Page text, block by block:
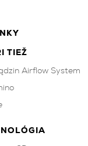
TIEŽ
Airflow System